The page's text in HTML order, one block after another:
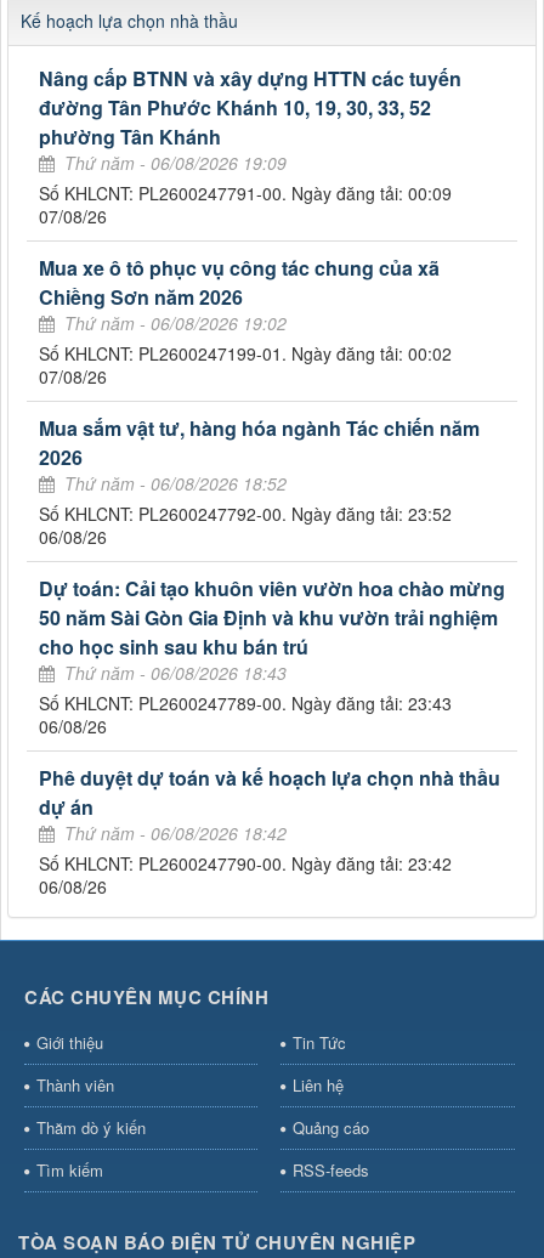
Kế hoạch lựa chọn nhà thầu
Nâng cấp BTNN và xây dựng HTTN các tuyến
đường Tân Phước Khánh 10, 19, 30, 33, 52
phường Tân Khánh
Thứ năm - 06/08/2026 19:09
Số KHLCNT: PL2600247791-00. Ngày đăng tải: 00:09
07/08/26
Mua xe ô tô phục vụ công tác chung của xã
Chiềng Sơn năm 2026
Thứ năm - 06/08/2026 19:02
Số KHLCNT: PL2600247199-01. Ngày đăng tải: 00:02
07/08/26
Mua sắm vật tư, hàng hóa ngành Tác chiến năm
2026
Thứ năm - 06/08/2026 18:52
Số KHLCNT: PL2600247792-00. Ngày đăng tải: 23:52
06/08/26
Dự toán: Cải tạo khuôn viên vườn hoa chào mừng
50 năm Sài Gòn Gia Định và khu vườn trải nghiệm
cho học sinh sau khu bán trú
Thứ năm - 06/08/2026 18:43
Số KHLCNT: PL2600247789-00. Ngày đăng tải: 23:43
06/08/26
Phê duyệt dự toán và kế hoạch lựa chọn nhà thầu
dự án
Thứ năm - 06/08/2026 18:42
Số KHLCNT: PL2600247790-00. Ngày đăng tải: 23:42
06/08/26
CÁC CHUYÊN MỤC CHÍNH
Giới thiệu
Tin Tức
Thành viên
Liên hệ
Thăm dò ý kiến
Quảng cáo
Tìm kiếm
RSS-feeds
TÒA SOẠN BÁO ĐIỆN TỬ CHUYÊN NGHIỆP